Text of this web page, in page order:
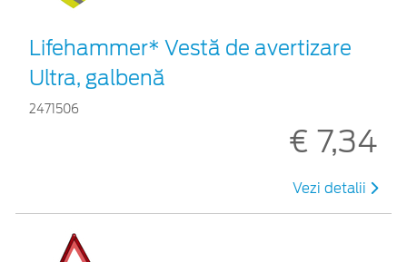
Lifehammer* Vestă de avertizare
Ultra, galbenă
2471506
€ 7,34
Vezi detalii